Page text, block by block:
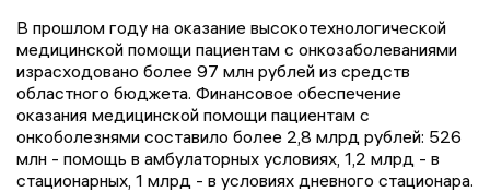
В прошлом году на оказание высокотехнологической
медицинской помощи пациентам с онкозаболеваниями
израсходовано более 97 млн рублей из средств
областного бюджета. Финансовое обеспечение
оказания медицинской помощи пациентам с
онкоболезнями составило более 2,8 млрд рублей: 526
млн - помощь в амбулаторных условиях, 1,2 млрд - в
стационарных, 1 млрд - в условиях дневного стационара.